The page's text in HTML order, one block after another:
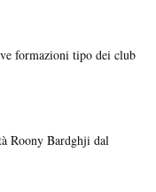
formazioni tipo dei club
Roony Bardghji dal